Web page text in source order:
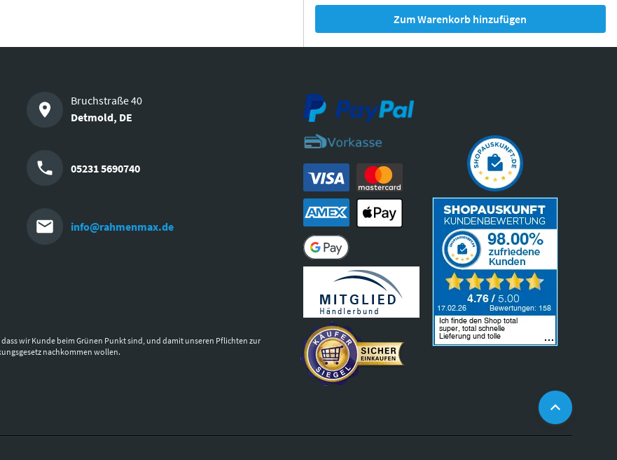
Ohio
Zum Warenkorb hinzufügen
Bruchstraße 40
Detmold, DE
05231 5690740
info@rahmenmax.de
wir Kunde beim Grünen Punkt sind, und damit unseren Pflichten zur
nachkommen wollen.